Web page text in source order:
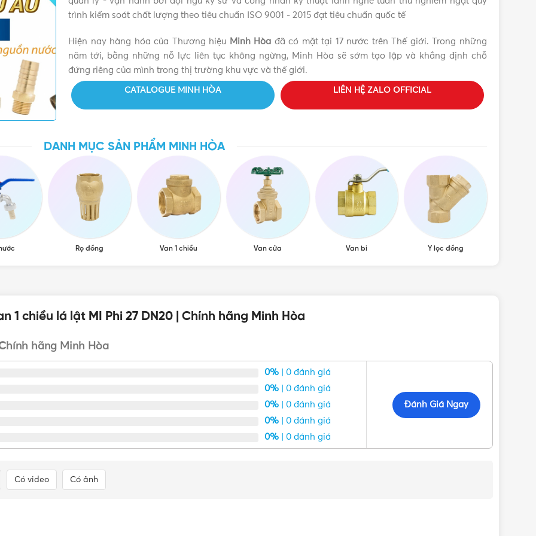
MI
bán rộng rãi.
Vạn 1 chiều có tác dụng đóng mở cho dòng nước 1 chiều đi qua mà không đẩy nước truyền ngược
đối với các loại chất lỏng như dầu khí, hóa chất….
muốn chọn PN bao nhiêu. Thông thường, Van 1 chiều được lựa chọn nhiều nhất là PN 10, 16, 20.
giản tránh trả nước về thì chỉ cần chiếc có PN 10 là đủ. Đây cũng chính là lý do Công ty van cửa đồng Minh Hòa sản
27 MI. Van được sản xuất bằng công nghệ, máy móc hiện đại đảm bảo sản phẩm luôn hoạt động chính xác.
27 DN20 | Chính hãng Minh Hòa Chính hãng, Giá tốt, Uy tín
trình kiểm soát chất lượng theo tiêu chuẩn ISO 9001 - 2015 đạt tiêu chuẩn quốc tế
Hiện nay hàng hóa của Thương hiệu Minh Hòa đã có mặt tại 17 nước trên Thế giới. Trong những
năm tới, bằng những nỗ lực liên tục không ngừng, Minh Hòa sẽ sớm tạo lập và khắng định chỗ
đứng riêng của mình trong thị trường khu vực và thế giới.
CATALOGUE MINH HÒA LIÊN HỆ ZALO OFFICIAL
DANH MỤC SẢN PHẨM MINH HÒA
Rọ đồng Van 1 chiều Van cửa Van bi Y lọc đồng
chiều lá lật MI Phi 27 DN20 | Chính hãng Minh Hòa
hãng Minh Hòa
0% | 0 đánh giá
0% | 0 đánh giá
0% | 0 đánh giá
0% | 0 đánh giá
0% | 0 đánh giá
Đánh Giá Ngay
Có video Có ảnh